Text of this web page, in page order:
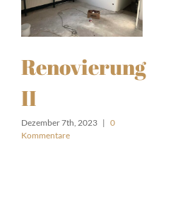
Renovierung
II
Dezember 7th, 2023 | 0
Kommentare